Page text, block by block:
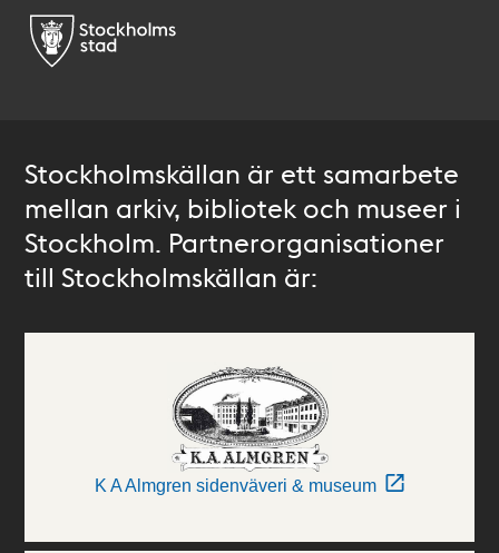
Stockholmskällan är ett samarbete
mellan arkiv, bibliotek och museer i
Stockholm. Partnerorganisationer
till Stockholmskällan är:
K A Almgren sidenväveri & museum